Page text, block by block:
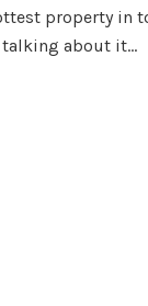
property in
talking about it…